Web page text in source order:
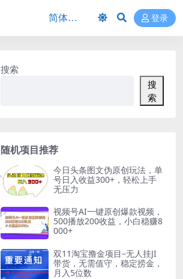
登录
搜索
搜
索
随机项目推荐
今日头条图文伪原创玩法，单
号日入收益300+，轻松上手
无压力
视频号AI一键原创爆款视频，
500播放200收益，小白稳赚8
000+
双11淘宝撸金项目–无人挂JI
带货，无需值守，稳定捞金，
月入5位数